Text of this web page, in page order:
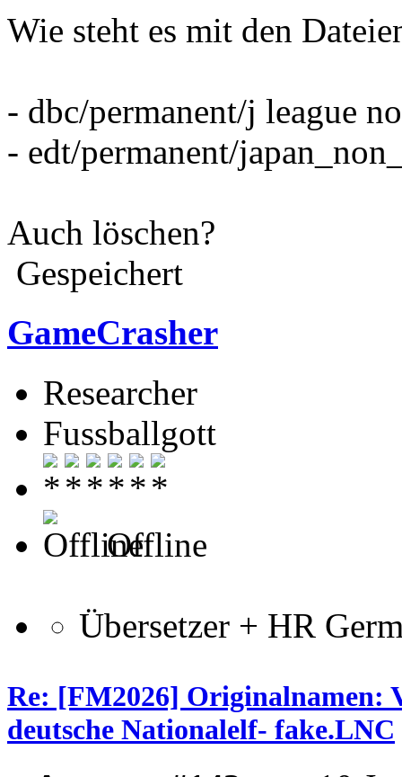
Wie steht es mit den
- dbc/permanent/j league
- edt/permanent/
Auch löschen?
Gespeichert
GameCrasher
Researcher
Fussballgott
Offline
Übersetzer + HR
Re: [FM2026] Originalnamen:
deutsche Nationalelf- fake.LNC